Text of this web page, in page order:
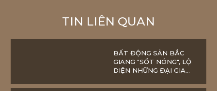
TIN LIÊN QUAN
BẤT ĐỘNG SẢN BẮC
GIANG "SỐT NÓNG", LỘ
DIỆN NHỮNG ĐẠI GIA
QUỸ ĐẤT TỪ TRƯỚC